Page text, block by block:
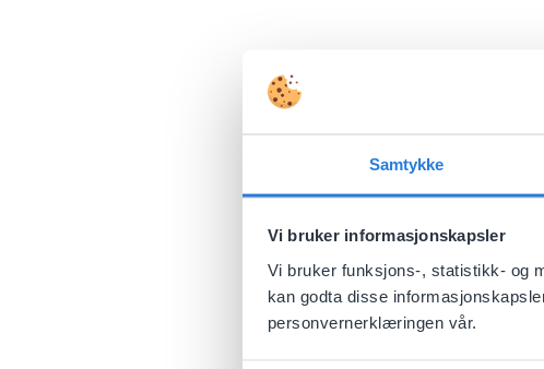
Samtykke
Vi bruker informasjonskapsler
Vi bruker funksjons-, statistikk- og
kan godta disse
personvernerklæringen vår.